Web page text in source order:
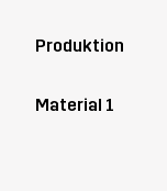
Produktion
Material 1